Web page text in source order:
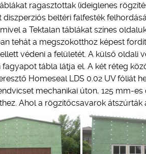
ragasztottak (ideiglenes
diszperziós beltéri falfesték
a Tektalan táblákat színes
tehát a megszokotthoz képest
védeni a felületét. A külső oldali
fagyapot tábla látja el. A két réteg
Homeseal LDS 0.02 UV fóliát
mechanikai úton, 125 mm-
Ahol a rögzítőcsavarok